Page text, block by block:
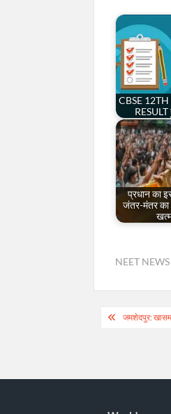
CBSE
RESULT
प्रधान का
जंतर-मंतर
NEET NEWS
Post
जमशेदपुर: